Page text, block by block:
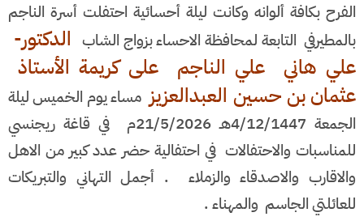
الفرح بكافة ألوانه وكانت ليلة أحسائية احتفلت أسرة الناجم
بالمطيرفي التابعة لمحافظة الاحساء بزواج الشاب الدكتور-
علي هاني علي الناجم على كريمة الأستاذ
عثمان بن حسين العبدالعزيز مساء يوم الخميس ليلة
الجمعة 4/12/1447هـ 21/5/2026م في قاغة ريجنسي
للمناسبات والاحتفالات في احتفالية حضر عدد كبير من الاهل
والاقارب والاصدقاء والزملاء . أجمل التهاني والتبريكات
للعائلتي الجاسم والمهناء .